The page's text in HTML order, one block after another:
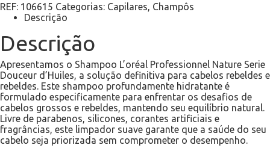
REF: 106615 Categorias: Capilares, Champôs
Descrição
Descrição
Apresentamos o Shampoo L’oréal Professionnel Nature Serie
Douceur d’Huiles, a solução definitiva para cabelos rebeldes e
rebeldes. Este shampoo profundamente hidratante é
formulado especificamente para enfrentar os desafios de
cabelos grossos e rebeldes, mantendo seu equilíbrio natural.
Livre de parabenos, silicones, corantes artificiais e
fragrâncias, este limpador suave garante que a saúde do seu
cabelo seja priorizada sem comprometer o desempenho.